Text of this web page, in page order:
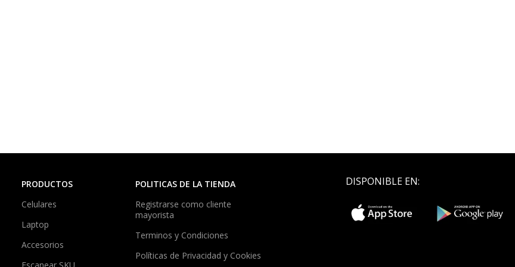
PRODUCTOS
Celulares
Laptop
Accesorios
POLITICAS DE LA TIENDA
Registrarse como cliente
mayorista
Terminos y Condiciones
Políticas de Privacidad y Cookies
DISPONIBLE EN: